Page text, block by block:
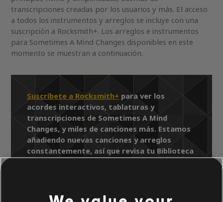
transcripciones creadas por los usuarios y más. El acceso
a todos los instrumentos y arreglos se incluye con una
suscripción a Rocksmith+. Los arreglos e instrumentos
para Sometimes A Mind Changes disponibles en este
momento se muestran a continuación.
Suscríbete a Rocksmith+ para ver los
acordes interactivos, tablaturas y
transcripciones de Sometimes A Mind
Changes, y miles de canciones más. Estamos
añadiendo nuevas canciones y arreglos
constantemente, así que revisa tu Biblioteca
de canciones para ver las últimas novedades.